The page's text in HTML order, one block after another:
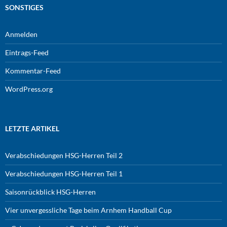
SONSTIGES
Anmelden
Eintrags-Feed
Kommentar-Feed
WordPress.org
LETZTE ARTIKEL
Verabschiedungen HSG-Herren Teil 2
Verabschiedungen HSG-Herren Teil 1
Saisonrückblick HSG-Herren
Vier unvergessliche Tage beim Arnhem Handball Cup